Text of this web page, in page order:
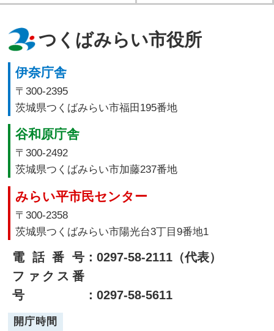
つくばみらい市役所
伊奈庁舎
〒300-2395
茨城県つくばみらい市福田195番地
谷和原庁舎
〒300-2492
茨城県つくばみらい市加藤237番地
みらい平市民センター
〒300-2358
茨城県つくばみらい市陽光台3丁目9番地1
電話番号：0297-58-2111（代表）
ファクス番
号
：0297-58-5611
開庁時間